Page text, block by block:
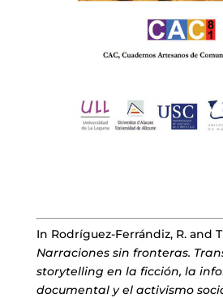
In Rodríguez-Ferrándiz, R. and
Narraciones sin fronteras.
storytelling en la ficción, la
documental y el activismo